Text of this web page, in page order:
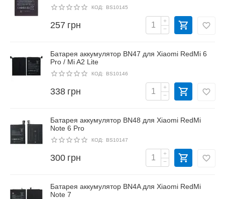
КОД: BS10145
257 грн
+
−
Батарея аккумулятор BN47 для Xiaomi RedMi 6
Pro / Mi A2 Lite
КОД: BS10146
338 грн
+
−
Батарея аккумулятор BN48 для Xiaomi RedMi
Note 6 Pro
КОД: BS10147
300 грн
+
−
Батарея аккумулятор BN4A для Xiaomi RedMi
Note 7